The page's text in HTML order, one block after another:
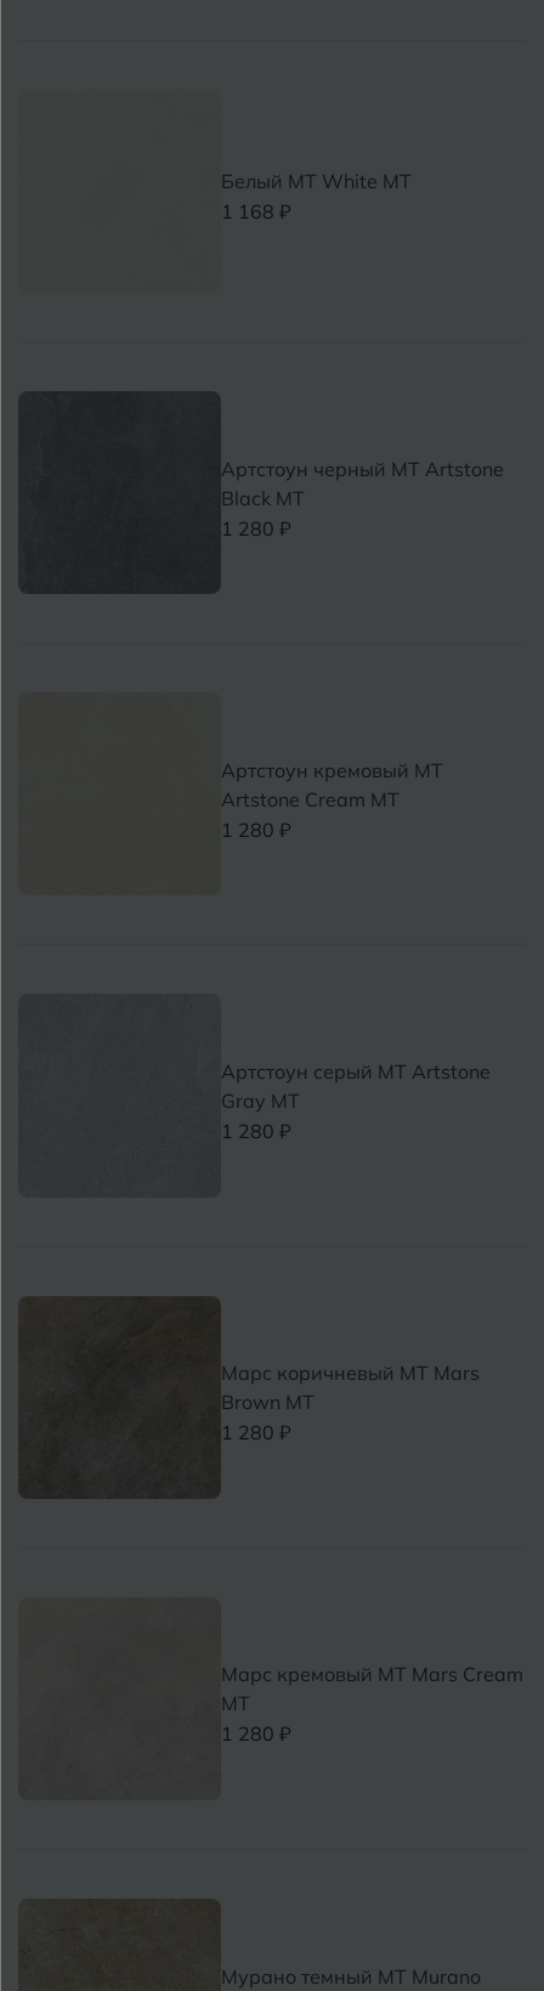
Белый MT White MT
1 168 ₽
Артстоун черный MT Artstone
Black MT
1 280 ₽
Артстоун кремовый MT
Artstone Cream MT
1 280 ₽
Артстоун серый MT Artstone
Gray MT
1 280 ₽
Марс коричневый MT Mars
Brown MT
1 280 ₽
Марс кремовый MT Mars Cream
MT
1 280 ₽
Мурано темный MT Murano